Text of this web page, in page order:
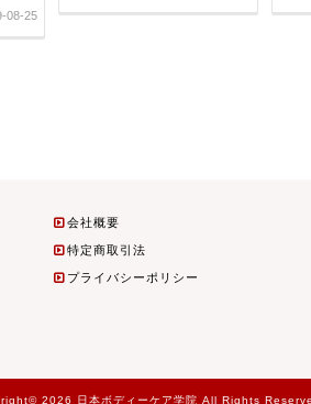
08-25
会社概要
特定商取引法
プライバシーポリシー
2026 日本ボディーケア学院 All Rights